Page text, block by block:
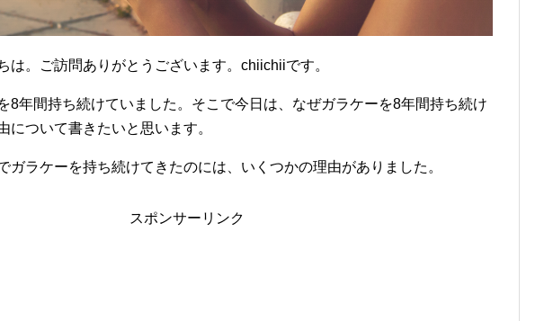
は。ご訪問ありがとうございます。chiichiiです。
8年間持ち続けていました。そこで今日は、なぜガラケーを8年間持ち続け
について書きたいと思います。
ガラケーを持ち続けてきたのには、いくつかの理由がありました。
スポンサーリンク